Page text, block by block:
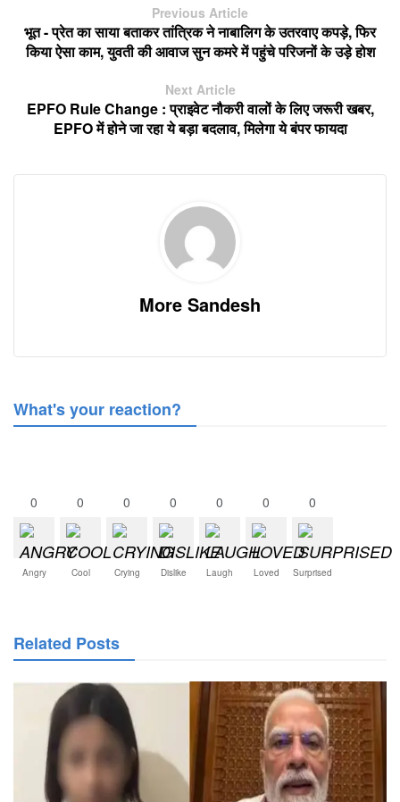
Previous Article
भूत - प्रेत का साया बताकर तांत्रिक ने नाबालिग के उतरवाए कपड़े, फिर
किया ऐसा काम, युवती की आवाज सुन कमरे में पहुंचे परिजनों के उड़े होश
Next Article
EPFO Rule Change : प्राइवेट नौकरी वालों के लिए जरूरी खबर,
EPFO में होने जा रहा ये बड़ा बदलाव, मिलेगा ये बंपर फायदा
More Sandesh
What's your reaction?
0
Angry
0
Cool
0
Crying
0
Dislike
0
Laugh
0
Loved
0
Surprised
Related Posts